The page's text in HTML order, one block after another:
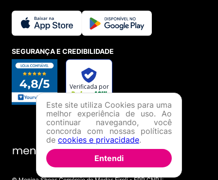
SEGURANÇA E CREDIBILIDADE
Este site utiliza Cookies para uma
melhor experiência de uso. Ao
continuar navegando, você
concorda com nossas políticas
de cookies e privacidade.
Entendi